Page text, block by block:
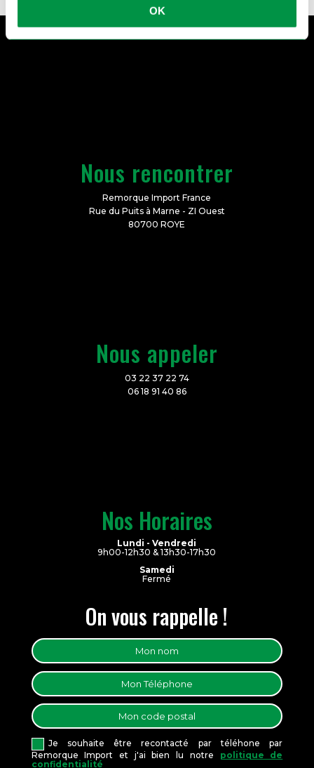
OK
Nous rencontrer
Remorque Import France
Rue du Puits à Marne - ZI Ouest
80700 ROYE
Nous appeler
03 22 37 22 74
06 18 91 40 86
Nos Horaires
Lundi - Vendredi
9h00-12h30 & 13h30-17h30
Samedi
Fermé
On vous rappelle !
Je souhaite être recontacté par téléhone par
Remorque Import et j'ai bien lu notre politique de
confidentialité